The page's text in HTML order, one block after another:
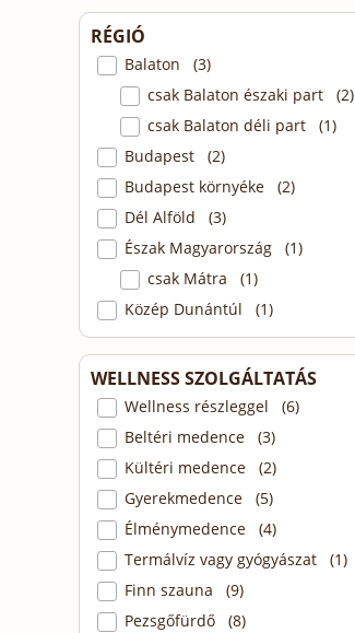
RÉGIÓ
Balaton (3)
csak Balaton északi part (2)
csak Balaton déli part (1)
Budapest (2)
Budapest környéke (2)
Dél Alföld (3)
Észak Magyarország (1)
csak Mátra (1)
Közép Dunántúl (1)
WELLNESS SZOLGÁLTATÁS
Wellness részleggel (6)
Beltéri medence (3)
Kültéri medence (2)
Gyerekmedence (5)
Élménymedence (4)
Termálvíz vagy gyógyászat (1)
Finn szauna (9)
Pezsgőfürdő (8)